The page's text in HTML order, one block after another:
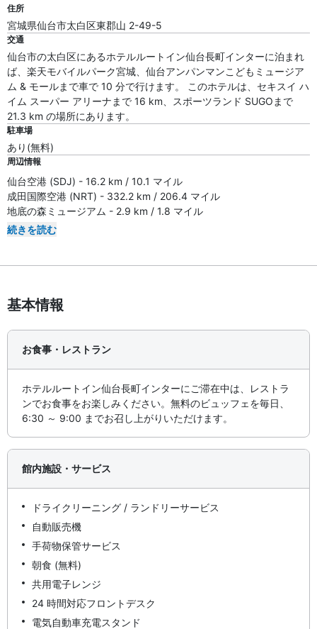
住所
宮城県仙台市太白区東郡山 2-49-5
交通
仙台市の太白区にあるホテルルートイン仙台長町インターに泊まれ
ば、楽天モバイルパーク宮城、仙台アンパンマンこどもミュージア
ム & モールまで車で 10 分で行けます。 このホテルは、セキスイ ハ
イム スーパー アリーナまで 16 km、スポーツランド SUGOまで
21.3 km の場所にあります。
駐車場
あり(無料)
周辺情報
仙台空港 (SDJ) - 16.2 km / 10.1 マイル
成田国際空港 (NRT) - 332.2 km / 206.4 マイル
地底の森ミュージアム - 2.9 km / 1.8 マイル
続きを読む
基本情報
お食事・レストラン
ホテルルートイン仙台長町インターにご滞在中は、レストラ
ンでお食事をお楽しみください。無料のビュッフェを毎日、
6:30 ～ 9:00 までお召し上がりいただけます。
館内施設・サービス
ドライクリーニング / ランドリーサービス
自動販売機
手荷物保管サービス
朝食 (無料)
共用電子レンジ
24 時間対応フロントデスク
電気自動車充電スタンド